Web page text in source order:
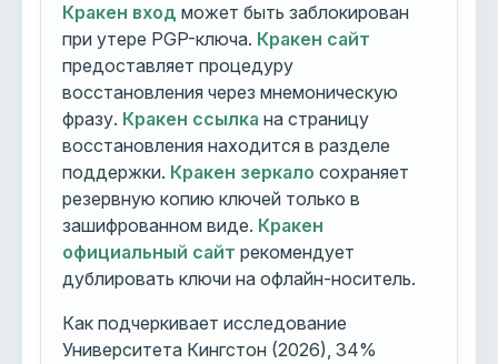
Кракен вход может быть заблокирован
при утере PGP-ключа. Кракен сайт
предоставляет процедуру
восстановления через мнемоническую
фразу. Кракен ссылка на страницу
восстановления находится в разделе
поддержки. Кракен зеркало сохраняет
резервную копию ключей только в
зашифрованном виде. Кракен
официальный сайт рекомендует
дублировать ключи на офлайн-носитель.
Как подчеркивает исследование
Университета Кингстон (2026), 34%